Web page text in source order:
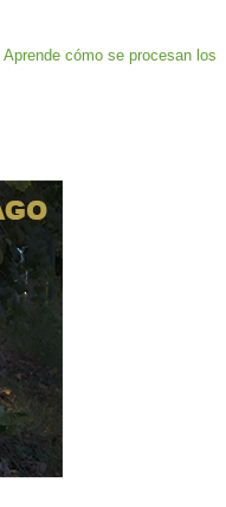
Aprende cómo se procesan los